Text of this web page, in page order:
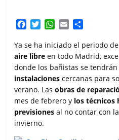
c
e
b
o
k
i
t
t
e
r
W
a
t
s
A
p
p
a
i
l
m
p
a
r
i
r
Ya se ha iniciado el periodo de
aire libre en todo Madrid,
donde los bañistas se
instalaciones cercanas para
verano. Lasobras de
mes de febrero y los técnicos
previsiones al no contar con
invierno.